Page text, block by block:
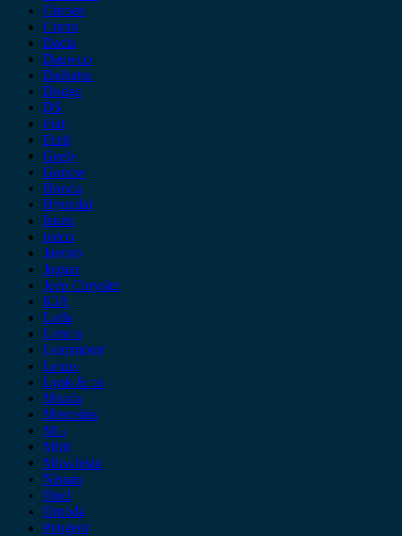
Citroen
Cupra
Dacia
Daewoo
Daihatsu
Dodge
DS
Fiat
Ford
Geely
Gonow
Honda
Hyundai
Isuzu
iveco
Jaecoo
Jaguar
Jeep Chrysler
KIA
Lada
Lancia
Leapmotor
Lexus
Lynk & co
Mazda
Mercedes
MG
Mini
Mitsubishi
Nissan
Opel
Omoda
Peugeot